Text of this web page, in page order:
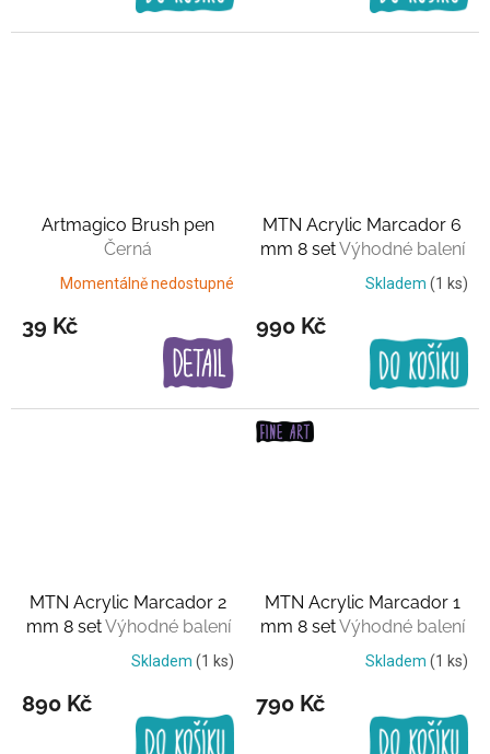
Artmagico Brush pen
Černá
Momentálně nedostupné
39 Kč
MTN Acrylic Marcador 6
mm 8 setVýhodné balení
Skladem (1 ks)
990 Kč
MTN Acrylic Marcador 2
mm 8 setVýhodné balení
Skladem (1 ks)
890 Kč
MTN Acrylic Marcador 1
mm 8 setVýhodné balení
Skladem (1 ks)
790 Kč